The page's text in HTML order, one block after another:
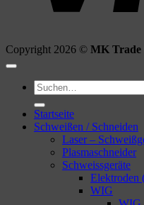
Copyright 2026 © MK Trade
Suchen
nach:
Startseite
Schweißen / Schneiden
Laser –
Plasmaschneider
Schweissgeräte
WIG